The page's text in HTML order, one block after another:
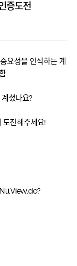
증도전
요성을 인식하는 계
셨나요?
도전해주세요!